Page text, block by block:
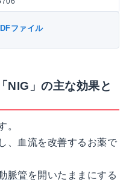
ファイル
NIG」の主な効果と
。
、血流を改善するお薬で
脈管 を開いたままにする